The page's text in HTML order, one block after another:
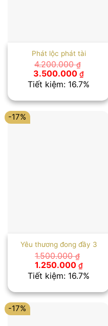
Phát lộc phát tài
4.200.000₫
Giá
gốc
là:
3.500.000 ₫Giá
hiện
tại
Tiết kiệm: 16.7%
-17%
Yêu thương đong đầy 3
1.500.000₫
Giá
gốc
là:
1.250.000 ₫Giá
hiện
tại
Tiết kiệm: 16.7%
-17%